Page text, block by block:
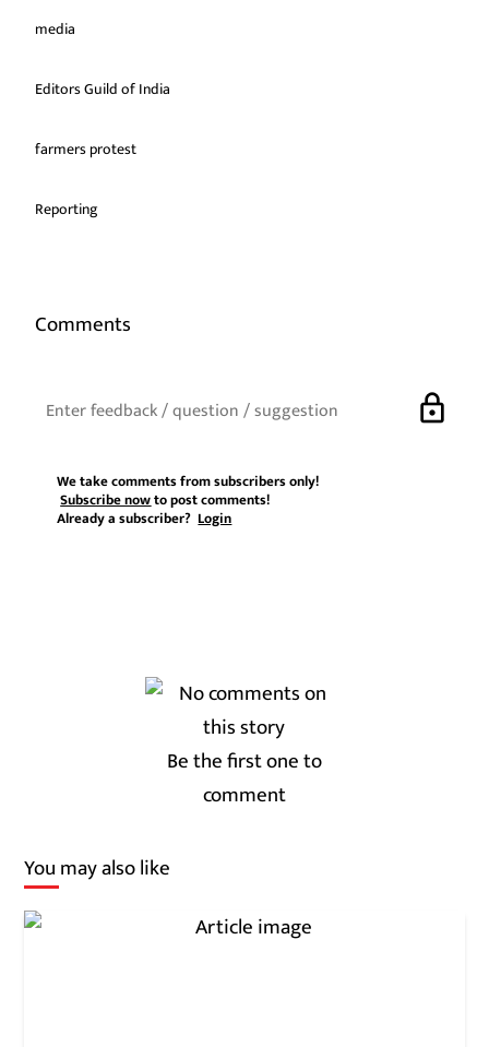
media
Editors Guild of India
farmers protest
Reporting
Comments
lock
We take comments from subscribers only!
Subscribe nowto post comments!
Already a subscriber?Login
Be the first one to
comment
You may also like